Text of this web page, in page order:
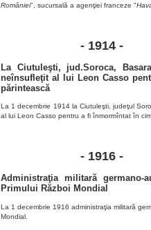
României", sucursală a agenţiei franceze "
- 1914 -
La Ciutuleşti, jud.Soroca,
neînsufleţit al lui Leon Casso
părintească
La 1 decembrie 1914 la Ciutuleşti, judeţul
al lui Leon Casso pentru a fi înmormîntat în
- 1916 -
Administraţia militară germano-
Primului Război Mondial
La 1 decembrie 1916 administraţia militară
Mondial.